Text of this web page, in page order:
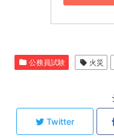
公務員試験 火災
Twitter